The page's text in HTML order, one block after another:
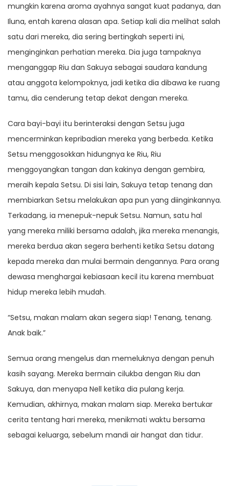
mungkin karena aroma ayahnya sangat kuat padanya, dan
Iluna, entah karena alasan apa. Setiap kali dia melihat salah
satu dari mereka, dia sering bertingkah seperti ini,
menginginkan perhatian mereka. Dia juga tampaknya
menganggap Riu dan Sakuya sebagai saudara kandung
atau anggota kelompoknya, jadi ketika dia dibawa ke ruang
tamu, dia cenderung tetap dekat dengan mereka.
Cara bayi-bayi itu berinteraksi dengan Setsu juga
mencerminkan kepribadian mereka yang berbeda. Ketika
Setsu menggosokkan hidungnya ke Riu, Riu
menggoyangkan tangan dan kakinya dengan gembira,
meraih kepala Setsu. Di sisi lain, Sakuya tetap tenang dan
membiarkan Setsu melakukan apa pun yang diinginkannya.
Terkadang, ia menepuk-nepuk Setsu. Namun, satu hal
yang mereka miliki bersama adalah, jika mereka menangis,
mereka berdua akan segera berhenti ketika Setsu datang
kepada mereka dan mulai bermain dengannya. Para orang
dewasa menghargai kebiasaan kecil itu karena membuat
hidup mereka lebih mudah.
“Setsu, makan malam akan segera siap! Tenang, tenang.
Anak baik.”
Semua orang mengelus dan memeluknya dengan penuh
kasih sayang. Mereka bermain cilukba dengan Riu dan
Sakuya, dan menyapa Nell ketika dia pulang kerja.
Kemudian, akhirnya, makan malam siap. Mereka bertukar
cerita tentang hari mereka, menikmati waktu bersama
sebagai keluarga, sebelum mandi air hangat dan tidur.